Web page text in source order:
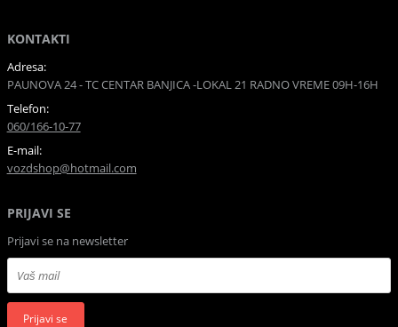
KONTAKTI
Adresa:
PAUNOVA 24 - TC CENTAR BANJICA -LOKAL 21 RADNO VREME 09H-16H
Telefon:
060/166-10-77
E-mail:
vozdshop@hotmail.com
PRIJAVI SE
Prijavi se na newsletter
Prijavi se